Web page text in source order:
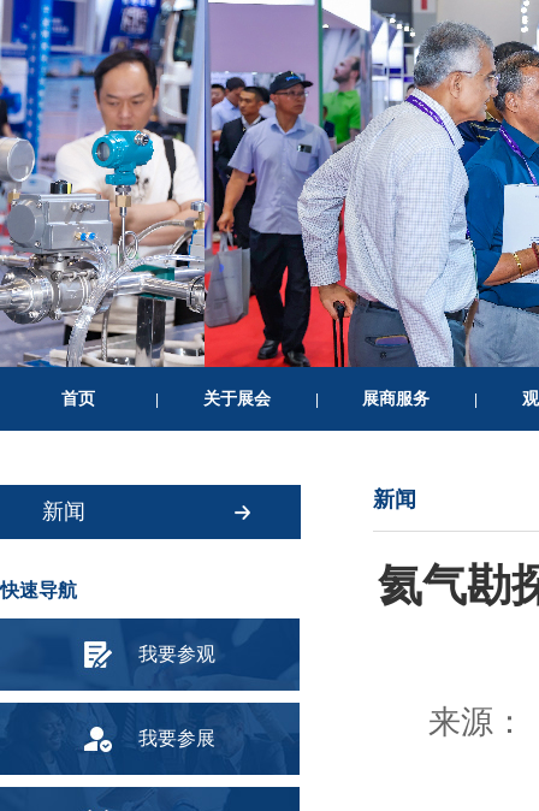
首页 | 关于展会 | 展商服务 |
新闻
快速导航
我要参观
我要参展
新闻
氦气勘
来源